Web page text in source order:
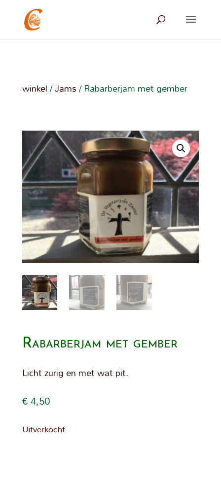
winkel/Jams/ Rabarberjam met gember
Rabarberjam met gember
Licht zurig en met wat pit.
€4,50
Uitverkocht